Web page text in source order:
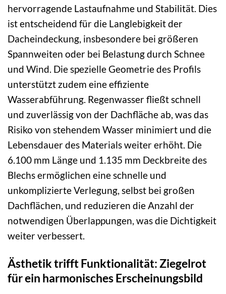
hervorragende Lastaufnahme und Stabilität. Dies
ist entscheidend für die Langlebigkeit der
Dacheindeckung, insbesondere bei größeren
Spannweiten oder bei Belastung durch Schnee
und Wind. Die spezielle Geometrie des Profils
unterstützt zudem eine effiziente
Wasserabführung. Regenwasser fließt schnell
und zuverlässig von der Dachfläche ab, was das
Risiko von stehendem Wasser minimiert und die
Lebensdauer des Materials weiter erhöht. Die
6.100 mm Länge und 1.135 mm Deckbreite des
Blechs ermöglichen eine schnelle und
unkomplizierte Verlegung, selbst bei großen
Dachflächen, und reduzieren die Anzahl der
notwendigen Überlappungen, was die Dichtigkeit
weiter verbessert.
Ästhetik trifft Funktionalität: Ziegelrot
für ein harmonisches Erscheinungsbild